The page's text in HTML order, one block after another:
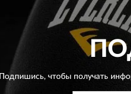
Подпишись, чтобы получать